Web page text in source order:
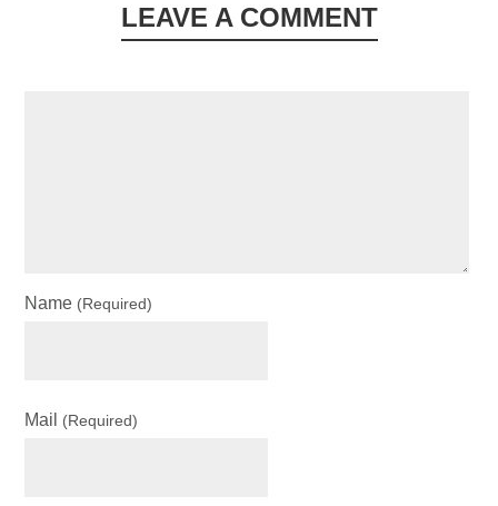
LEAVE A COMMENT
Name (required)
Mail (required)